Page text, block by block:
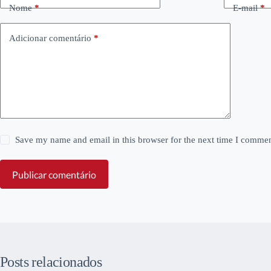
Nome* E-mail*
Adicionar comentário *
Save my name and email in this browser for the next time I
Publicar comentário
Posts relacionados